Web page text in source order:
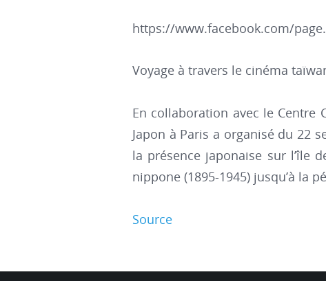
https://www.facebook.com/
Voyage à travers le cinéma
En collaboration avec le Centre
Japon à Paris a organisé du 22
la présence japonaise sur l’île
nippone (1895-1945) jusqu’à la
Source